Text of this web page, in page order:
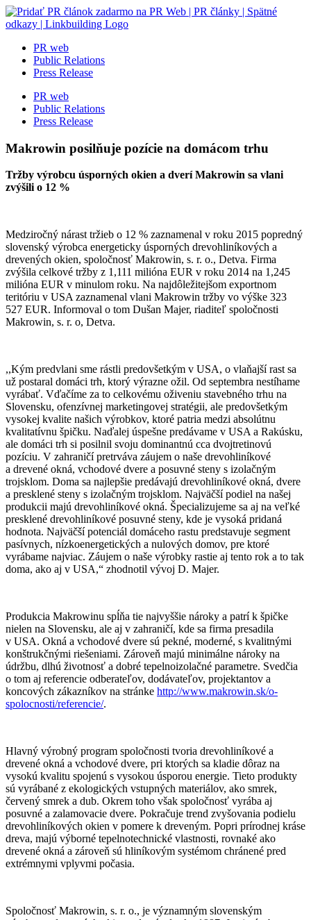
Skip
to
PR web
Public Relations
Press Release
PR web
Public Relations
Press Release
Makrowin posilňuje pozície na domácom trhu
Tržby výrobcu úsporných okien a dverí Makrowin sa vlani
zvýšili o 12 %
Medziročný nárast tržieb o 12 % zaznamenal v roku 2015 popredný
slovenský výrobca energeticky úsporných drevohliníkových a
drevených okien, spoločnosť Makrowin, s. r. o., Detva. Firma
zvýšila celkové tržby z 1,111 milióna EUR v roku 2014 na 1,245
milióna EUR v minulom roku. Na najdôležitejšom exportnom
teritóriu v USA zaznamenal vlani Makrowin tržby vo výške 323
527 EUR. Informoval o tom Dušan Majer, riaditeľ spoločnosti
Makrowin, s. r. o, Detva.
,,Kým predvlani sme rástli predovšetkým v USA, o vlaňajší rast sa
už postaral domáci trh, ktorý výrazne ožil. Od septembra nestíhame
vyrábať. Vďačíme za to celkovému oživeniu stavebného trhu na
Slovensku, ofenzívnej marketingovej stratégii, ale predovšetkým
vysokej kvalite našich výrobkov, ktoré patria medzi absolútnu
kvalitatívnu špičku. Naďalej úspešne predávame v USA a Rakúsku,
ale domáci trh si posilnil svoju dominantnú cca dvojtretinovú
pozíciu. V zahraničí pretrváva záujem o naše drevohliníkové
a drevené okná, vchodové dvere a posuvné steny s izolačným
trojsklom. Doma sa najlepšie predávajú drevohliníkové okná, dvere
a presklené steny s izolačným trojsklom. Najväčší podiel na našej
produkcii majú drevohliníkové okná. Špecializujeme sa aj na veľké
presklené drevohliníkové posuvné steny, kde je vysoká pridaná
hodnota. Najväčší potenciál domáceho rastu predstavuje segment
pasívnych, nízkoenergetických a nulových domov, pre ktoré
vyrábame najviac. Záujem o naše výrobky rastie aj tento rok a to tak
doma, ako aj v USA,“ zhodnotil vývoj D. Majer.
Produkcia Makrowinu spĺňa tie najvyššie nároky a patrí k špičke
nielen na Slovensku, ale aj v zahraničí, kde sa firma presadila
v USA. Okná a vchodové dvere sú pekné, moderné, s kvalitnými
konštrukčnými riešeniami. Zároveň majú minimálne nároky na
údržbu, dlhú životnosť a dobré tepelnoizolačné parametre. Svedčia
o tom aj referencie odberateľov, dodávateľov, projektantov a
koncových zákazníkov na stránke http://www.makrowin.sk/o-
spolocnosti/referencie/.
Hlavný výrobný program spoločnosti tvoria drevohliníkové a
drevené okná a vchodové dvere, pri ktorých sa kladie dôraz na
vysokú kvalitu spojenú s vysokou úsporou energie. Tieto produkty
sú vyrábané z ekologických vstupných materiálov, ako smrek,
červený smrek a dub. Okrem toho však spoločnosť vyrába aj
posuvné a zalamovacie dvere. Pokračuje trend zvyšovania podielu
drevohliníkových okien v pomere k dreveným. Popri prírodnej kráse
dreva, majú výborné tepelnotechnické vlastnosti, rovnaké ako
drevené okná a zároveň sú hliníkovým systémom chránené pred
extrémnymi vplyvmi počasia.
Spoločnosť Makrowin, s. r. o., je významným slovenským